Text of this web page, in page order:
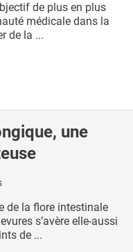
de plus en plus
médicale dans la
de la ...
une
de la flore intestinale
s’avère elle-aussi
de ...